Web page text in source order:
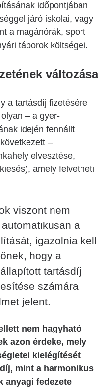
időpontjában
járó iskolai, vagy
a magánórák, sport
táborok költségei.
változása
a tartásdíj fizetésére
– a gyer-
idején fennállt
–
elvesztése,
amely felvetheti
viszont nem
a
igazolnia kell
hogy a
tartásdíj
számára
jelent.
nem hagyható
azon érdeke, mely
kielégítését
mint a harmonikus
anyagi fedezete